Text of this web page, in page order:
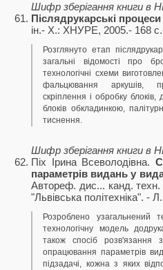
Шифр зберігання книги в
Післядрукарські процеси
ін.- Х.: ХНУРЕ, 2005.- 168
Розглянуто етап
загальні відомості про
технологічні схеми
фальцювання аркушів,
скріплення і обробку
блоків обкладинкою,
тиснення.
Шифр зберігання книги в
Піх Ірина Всеволодівна.
параметрів видань у
Автореф. дис... канд. техн.
"Львівська політехніка". -
Розроблено узагальнений
технологічну модель
також спосіб розв'язання
опрацювання параметрів
підзадачі, кожна з яких